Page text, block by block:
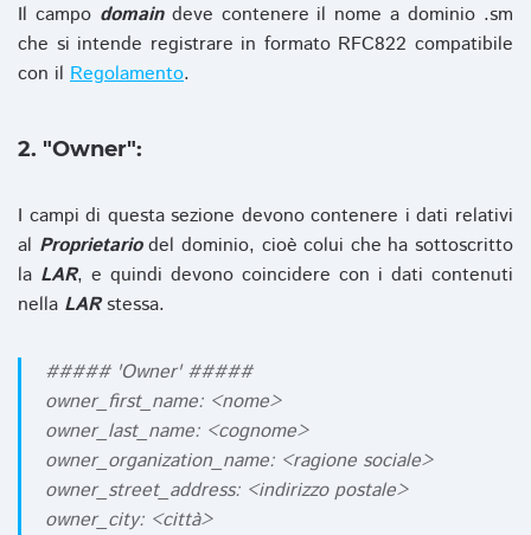
Il campo domaindeve contenere il nome a dominio .sm
che si intende registrare in formato RFC822 compatibile
con il Regolamento.
2. "Owner":
I campi di questa sezione devono contenere i dati relativi
al Proprietariodel dominio, cioè colui che ha sottoscritto
la LAR, e quindi devono coincidere con i dati contenuti
nella LARstessa.
##### 'Owner' #####
owner_first_name: <nome>
owner_last_name: <cognome>
owner_organization_name: <ragione sociale>
owner_street_address: <indirizzo postale>
owner_city: <città>